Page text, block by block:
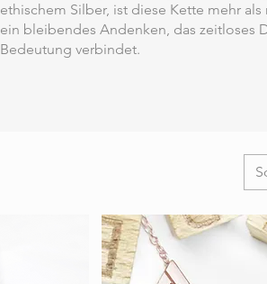
ethischem Silber, ist diese Kette mehr als
ein bleibendes Andenken, das zeitloses
Bedeutung verbindet.